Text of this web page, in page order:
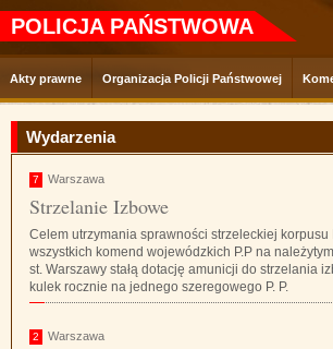
POLICJA PAŃSTWOWA
Akty prawne Organizacja Policji Państwowej
Wydarzenia
7 Warszawa
Strzelanie Izbowe
Celem utrzymania sprawności strzeleckiej korpusu
wszystkich komend wojewódzkich P.P na
st. Warszawy stałą dotację amunicji do strzelania
kulek rocznie na jednego szeregowego P. P.
2 Warszawa